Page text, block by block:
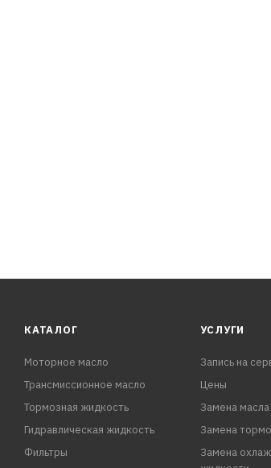
КАТАЛОГ
Моторное масло
Трансмиссионное масло
Тормозная жидкость
Гидравлическая жидкость
Фильтры
УСЛУГИ
Запись на
Цены
Замена масла
Замена
Замена